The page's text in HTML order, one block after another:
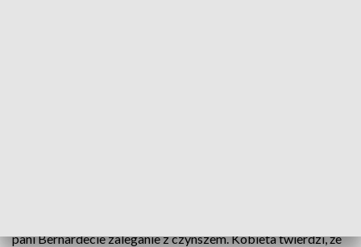
pani Bernardecie zaleganie z czynszem. Kobieta twierdzi, że